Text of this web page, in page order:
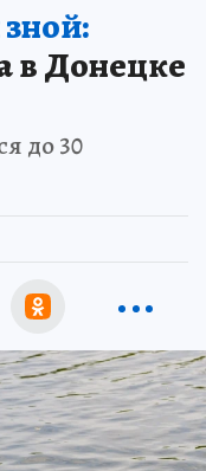
в Донецке
до 30